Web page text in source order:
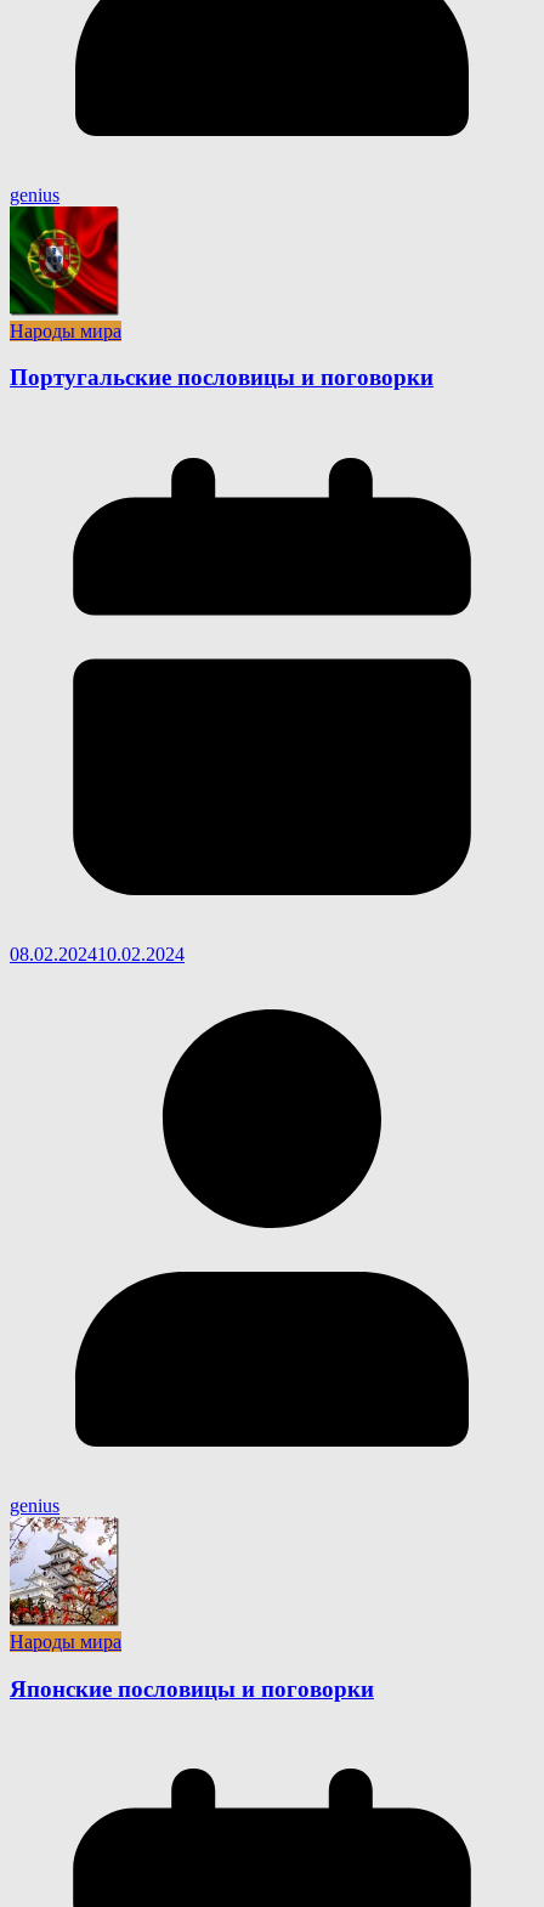
genius
Народы мира
Португальские пословицы и поговорки
08.02.202410.02.2024
genius
Народы мира
Японские пословицы и поговорки